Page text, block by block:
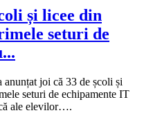
și licee din
seturi de
joi că 33 de școli și
seturi de echipamente IT
ale elevilor….